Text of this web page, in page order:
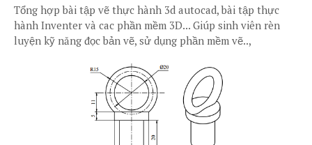
Tổng hợp bài tập vẽ thực hành 3d autocad, bài tập thực
hành Inventer và cac phần mềm 3D... Giúp sinh viên rèn
luyện kỹ năng đọc bản vẽ, sử dụng phần mềm vẽ..,